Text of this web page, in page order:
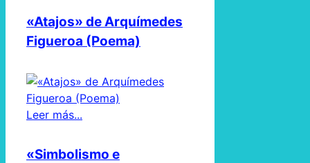
«Atajos» de Arquímedes
Figueroa (Poema)
Leer más...
«Simbolismo e